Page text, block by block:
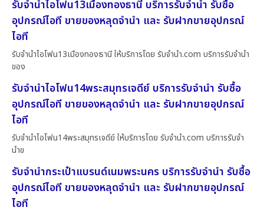
รับจำนำไอโฟน13เมืองทองธานี บริการรับจำนำ รับซื้อ
อุปกรณ์ไอที ขายของหลุดจำนำ และ รับฝากขายอุปกรณ์
ไอที
รับจำนำไอโฟน13เมืองทองธานี ให้บริการโดย รับจํานํา.com บริการรับจำนำ
ของ
รับจำนำไอโฟน14พระสมุทรเจดีย์ บริการรับจำนำ รับซื้อ
อุปกรณ์ไอที ขายของหลุดจำนำ และ รับฝากขายอุปกรณ์
ไอที
รับจำนำไอโฟน14พระสมุทรเจดีย์ ให้บริการโดย รับจํานํา.com บริการรับจำ
นำข
รับจำนำกระเป๋าแบรนด์เนมพระนคร บริการรับจำนำ รับซื้อ
อุปกรณ์ไอที ขายของหลุดจำนำ และ รับฝากขายอุปกรณ์
ไอที